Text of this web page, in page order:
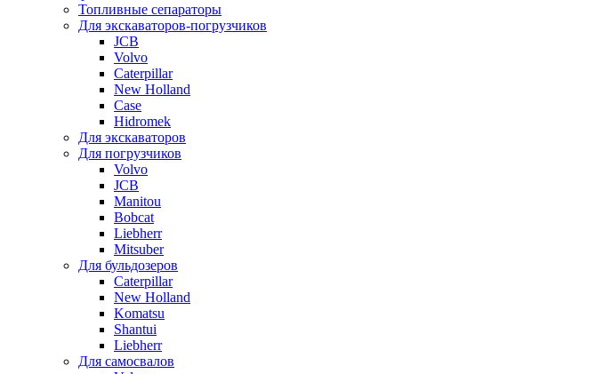
Топливные сепараторы
Для экскаваторов-погрузчиков
JCB
Volvo
Caterpillar
New Holland
Case
Hidromek
Для экскаваторов
Для погрузчиков
Volvo
JCB
Manitou
Bobcat
Liebherr
Mitsuber
Для бульдозеров
Caterpillar
New Holland
Komatsu
Shantui
Liebherr
Для самосвалов